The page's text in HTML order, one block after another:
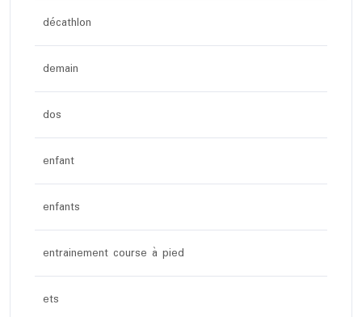
décathlon
demain
dos
enfant
enfants
entrainement course à pied
ets